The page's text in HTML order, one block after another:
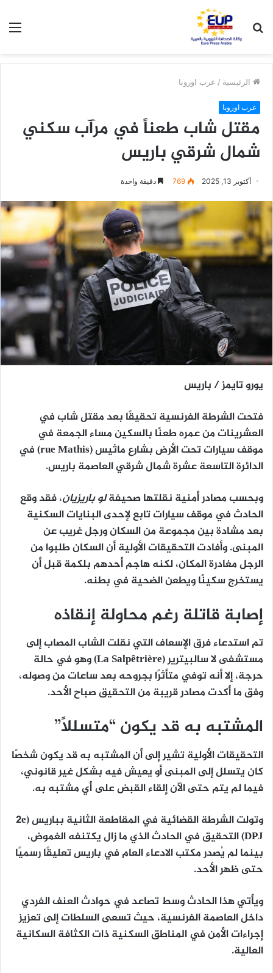
عن
الرئيسية / عرب اوروبا
عرب اوروبا
مقتل شاب طعناً في مرآب سكني
شمال شرقي باريس
أكتوبر 13, 2025 769 دقيقة واحدة
يورو تايمز / باريس
فتحت الشرطة الفرنسية تحقيقًا بعد مقتل شاب في
العشرينات من عمره طعنًا بالسكينمساء الجمعة في
موقف سيارات تحت الأرض بشارع ماثيس (rue Mathis)
في
الدائرة التاسعة عشرة شمال شرقي العاصمة باريس.
وبحسب مصادر أمنية نقلتها صحيفةلو باريزيان، فقد وقع
الحادث في موقف سيارات تابع لإحدى البنايات السكنية
بعد مشادة بين مجموعة من السكان ورجل غريب عن
المبنى. وأفادت التحقيقات الأولية أن السكانطلبوا من
الرجل مغادرة المكان، لكنههاجم أحدهم بلكمةقبل أن
يستخرج سكينًا ويطعن الضحية في بطنه.
إصابة قاتلة رغم محاولة إنقاذه
تم استدعاء فرق الإسعاف التي نقلت الشاب المصاب إلى
مستشفى لا سالبيترير (La Salpêtrière)
وهو في حالة
حرجة، إلا أنهتوفي متأثرًا بجروحه بعد ساعات من وصوله،
وفق ما أكدت مصادر قريبة من التحقيق صباح الأحد.
المشتبه به قد يكون “متسللًا”
التحقيقات الأولية تشير إلى أنالمشتبه به قد يكون شخصًا
كان يتسلل إلى المبنى أو يعيش فيه بشكل غير قانوني،
فيمالم يتم حتى الآن إلقاء القبض على أي مشتبه به.
وتولت
الشرطة القضائية في المقاطعة الثانية بباريس (2e
DPJ) التحقيق في الحادث الذي ما زال يكتنفه الغموض،
بينمالم يُصدر مكتب الادعاء العام في باريس تعليقًا رسميًا
حتى ظهر الأحد.
ويأتي هذا الحادث وسط تصاعد في حوادث العنف الفردي
داخل العاصمة الفرنسية، حيث تسعى السلطات إلى تعزيز
إجراءات الأمن في المناطق السكنية ذات الكثافة السكانية
العالية.